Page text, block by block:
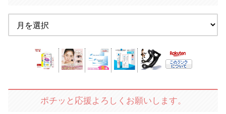
ポチッと応援よろしくお願いします。